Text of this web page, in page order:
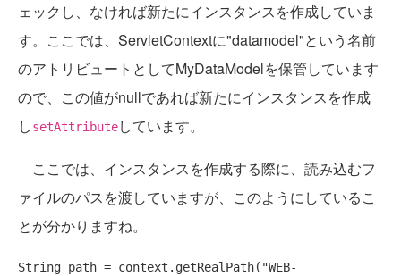
ェックし、なければ新たにインスタンスを作成していま
す。ここでは、ServletContextに"datamodel"という名前
のアトリビュートとしてMyDataModelを保管しています
ので、この値がnullであれば新たにインスタンスを作成
しsetAttributeしています。
ここでは、インスタンスを作成する際に、読み込むフ
ァイルのパスを渡していますが、このようにしているこ
とが分かりますね。
String path = context.getRealPath( "WEB-